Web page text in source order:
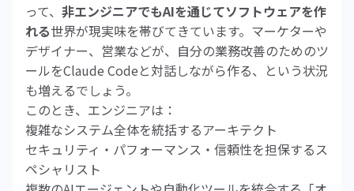
って、 非エンジニアでもAIを通じてソフトウェアを作
れる世界が現実味を帯びてきています。マーケターや
デザイナー、営業などが、自分の業務改善のためのツ
ールをClaude Codeと対話しながら作る、という状況
も増えるでしょう。
このとき、エンジニアは：
複雑なシステム全体を統括するアーキテクト
セキュリティ・パフォーマンス・信頼性を担保するス
ペシャリスト